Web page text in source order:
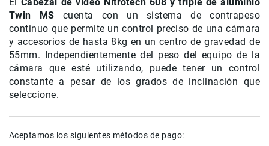
y
Mantenimiento
Follow
Focus
Accesorios
de
acción
de
intercomunicación
Twin MS cuenta con un sistema de contrapeso
continuo que permite un control preciso de una cámara
y accesorios de hasta 8kg en un centro de gravedad de
55mm. Independientemente del peso del equipo de la
cámara que esté utilizando, puede tener un control
constante a pesar de los grados de inclinación que
seleccione.
Aceptamos los siguientes métodos de pago: